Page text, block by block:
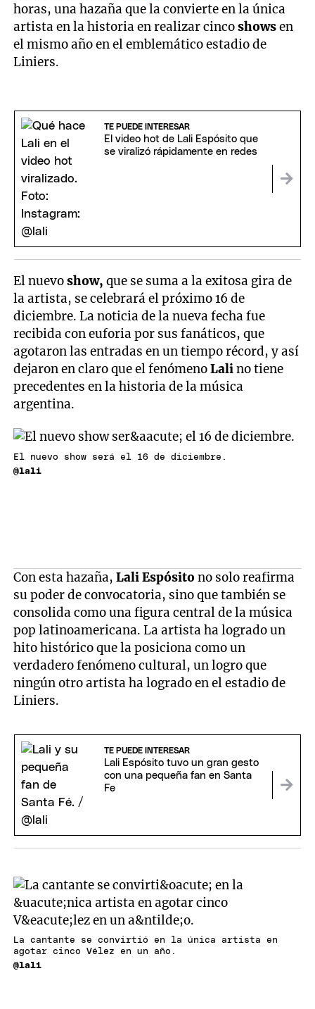
horas, una hazaña que la convierte en la única
artista en la historia en realizar cincoshowsen
el mismo año en el emblemático estadio de
Liniers.
TE PUEDE INTERESAR
El video hot de Lali Espósito que
se viralizó rápidamente en redes
El nuevoshow, que se suma a la exitosa gira de
la artista, se celebrará el próximo 16 de
diciembre. La noticia de la nueva fecha fue
recibida con euforia por sus fanáticos, que
agotaron las entradas en un tiempo récord, y así
dejaron en claro que el fenómenoLalino tiene
precedentes en la historia de la música
argentina.
El nuevo show será el 16 de diciembre.
@lali
Con esta hazaña,Lali Espósitono solo reafirma
su poder de convocatoria, sino que también se
consolida como una figura central de la música
pop latinoamericana. La artista ha logrado un
hito histórico que la posiciona como un
verdadero fenómeno cultural, un logro que
ningún otro artista ha logrado en el estadio de
Liniers.
TE PUEDE INTERESAR
Lali Espósito tuvo un gran gesto
con una pequeña fan en Santa
Fe
La cantante se convirtió en la única artista en
agotar cinco Vélez en un año.
@lali